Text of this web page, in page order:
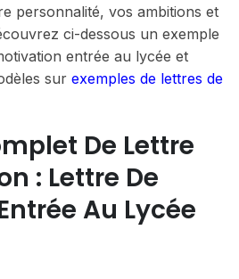
personnalité, vos ambitions et
ci-dessous un exemple
entrée au lycée et
sur exemples de lettres de
De Lettre
: Lettre De
Au Lycée